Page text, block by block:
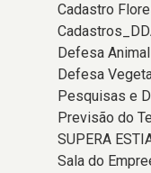
Cadastro
Defesa Animal
Defesa
Pesquisas e
Previsão do
SUPERA
Sala do